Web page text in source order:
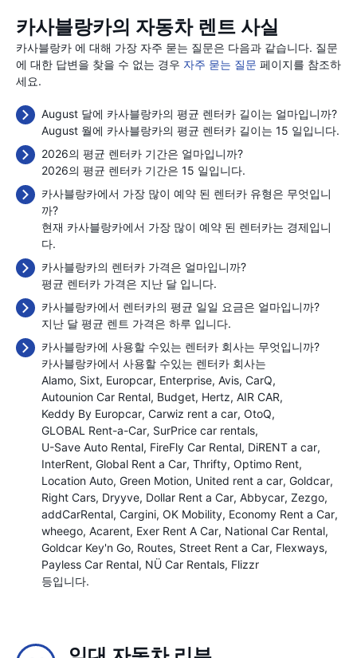
카사블랑카의 자동차 렌트 사실
카사블랑카 에 대해 가장 자주 묻는 질문은 다음과 같습니다. 질문
에 대한 답변을 찾을 수 없는 경우 자주 묻는 질문 페이지를 참조하
세요.
August 달에 카사블랑카의 평균 렌터카 길이는 얼마입니까?
August 월에 카사블랑카의 평균 렌터카 길이는 15 일입니다.
2026의 평균 렌터카 기간은 얼마입니까?
2026의 평균 렌터카 기간은 15 일입니다.
카사블랑카에서 가장 많이 예약 된 렌터카 유형은 무엇입니
까?
현재 카사블랑카에서 가장 많이 예약 된 렌터카는 경제입니
다.
카사블랑카의 렌터카 가격은 얼마입니까?
평균 렌터카 가격은 지난 달 입니다.
카사블랑카에서 렌터카의 평균 일일 요금은 얼마입니까?
지난 달 평균 렌트 가격은 하루 입니다.
카사블랑카에 사용할 수있는 렌터카 회사는 무엇입니까?
카사블랑카에서 사용할 수있는 렌터카 회사는
Alamo Sixt Europcar Enterprise Avis CarQ
Autounion Car Rental Budget Hertz AIR CAR
Keddy By Europcar Carwiz rent a car OtoQ
GLOBAL Rent-a-Car SurPrice car rentals
U-Save Auto Rental FireFly Car Rental DiRENT a car
InterRent Global Rent a Car Thrifty Optimo Rent
Location Auto Green Motion United rent a car Goldcar
Right Cars Dryyve Dollar Rent a Car Abbycar Zezgo
addCarRental Cargini OK Mobility Economy Rent a Car
wheego Acarent Exer Rent A Car National Car Rental
Goldcar Key'n Go Routes Street Rent a Car Flexways
Payless Car Rental NÜ Car Rentals Flizzr
등입니다.